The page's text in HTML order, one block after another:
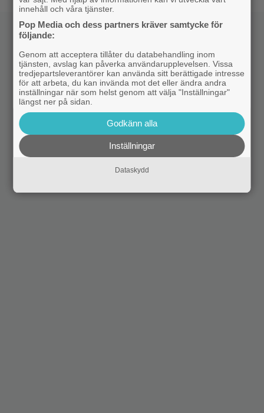
innehåll och våra tjänster.
Pop Media och dess partners kräver samtycke för
följande:
Genom att acceptera tillåter du databehandling inom
tjänsten, avslag kan påverka användarupplevelsen. Vissa
tredjepartsleverantörer kan använda sitt berättigade intresse
för att arbeta, du kan invända mot det eller ändra andra
inställningar när som helst genom att välja "Inställningar"
längst ner på sidan.
Godkänn alla
Inställningar
Dataskydd